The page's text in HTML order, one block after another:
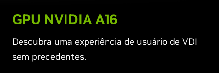
GPU NVIDIA A16
Descubra uma experiência de usuário de VDI
sem precedentes.